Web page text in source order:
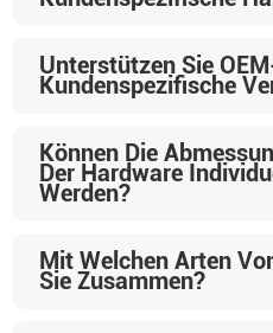
Unterstützen Sie
Kundenspezifische
Können Die
Der Hardware
Werden?
Mit Welchen Arten
Sie Zusammen?